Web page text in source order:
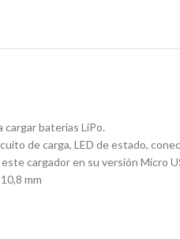
baterías LiPo.
de carga, LED de estado,
cargador en su versión Micro
mm